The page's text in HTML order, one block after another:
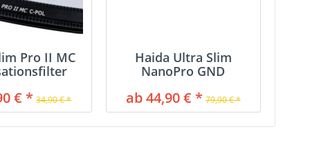
Pro II MC
€ * 34,90 € *
Haida Ultra Slim
NanoPro GND
ab 44,90 € * 79,90 € *